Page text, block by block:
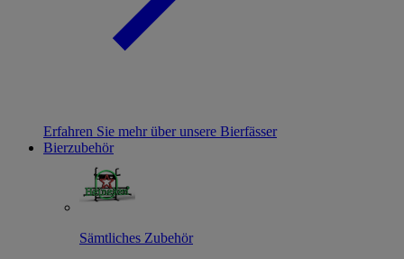
Erfahren Sie mehr über unsere Bierfässer
Bierzubehör
Sämtliches Zubehör